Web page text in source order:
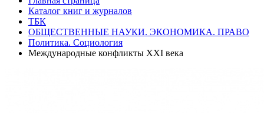
Каталог книг и журналов
ТБК
ОБЩЕСТВЕННЫЕ НАУКИ. ЭКОНОМИКА. ПРАВО
Политика. Социология
Международные конфликты XXI века